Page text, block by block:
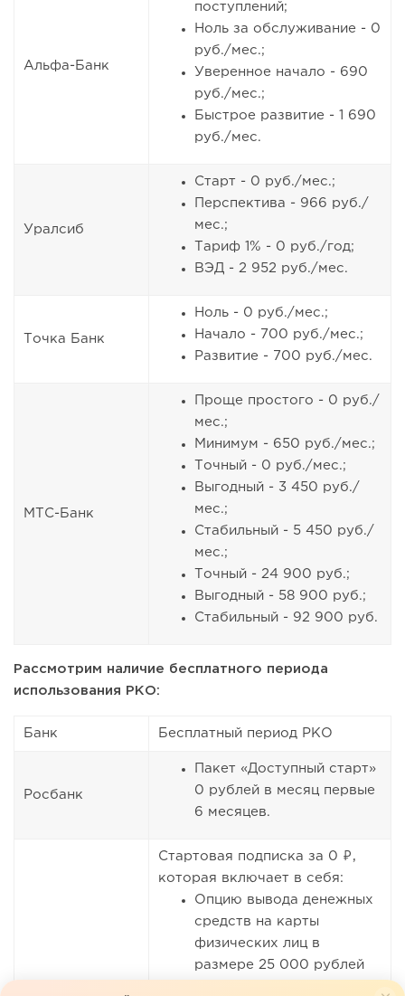
Альфа-Банк
поступлений;
Ноль за обслуживание - 0
руб./мес.;
Уверенное начало - 690
руб./мес.;
Быстрое развитие - 1 690
руб./мес.
Уралсиб
Старт - 0 руб./мес.;
Перспектива - 966 руб./
мес.;
Тариф 1% - 0 руб./год;
ВЭД - 2 952 руб./мес.
Точка Банк
Ноль - 0 руб./мес.;
Начало - 700 руб./мес.;
Развитие - 700 руб./мес.
МТС-Банк
Проще простого - 0 руб./
мес.;
Минимум - 650 руб./мес.;
Точный - 0 руб./мес.;
Выгодный - 3 450 руб./
мес.;
Стабильный - 5 450 руб./
мес.;
Точный - 24 900 руб.;
Выгодный - 58 900 руб.;
Стабильный - 92 900 руб.
Рассмотрим наличие бесплатного периода
использования РКО:
Банк Бесплатный период РКО
Росбанк
Пакет «Доступный старт»
0 рублей в месяц первые
6 месяцев.
Стартовая подписка за 0 ₽,
которая включает в себя:
Опцию вывода денежных
средств на карты
физических лиц в
размере 25 000 рублей